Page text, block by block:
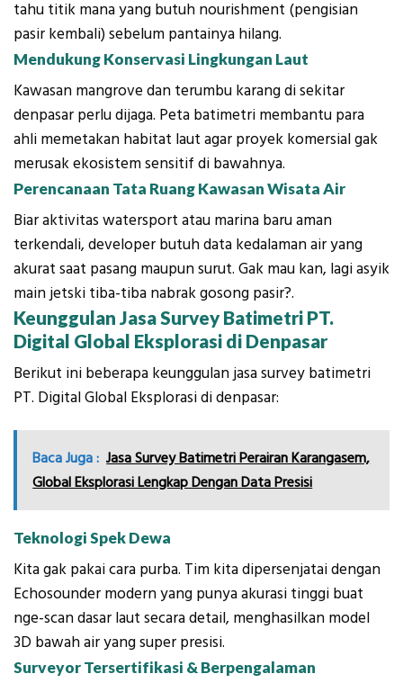
tahu titik mana yang butuh nourishment (pengisian
pasir kembali) sebelum pantainya hilang.
Mendukung Konservasi Lingkungan Laut
Kawasan mangrove dan terumbu karang di sekitar
denpasar perlu dijaga. Peta batimetri membantu para
ahli memetakan habitat laut agar proyek komersial gak
merusak ekosistem sensitif di bawahnya.
Perencanaan Tata Ruang Kawasan Wisata Air
Biar aktivitas watersport atau marina baru aman
terkendali, developer butuh data kedalaman air yang
akurat saat pasang maupun surut. Gak mau kan, lagi asyik
main jetski tiba-tiba nabrak gosong pasir?.
Keunggulan Jasa Survey Batimetri PT.
Digital Global Eksplorasi di Denpasar
Berikut ini beberapa keunggulan jasa survey batimetri
PT. Digital Global Eksplorasi di denpasar:
Baca Juga : Jasa Survey Batimetri Perairan Karangasem,
Global Eksplorasi Lengkap Dengan Data Presisi
Teknologi Spek Dewa
Kita gak pakai cara purba. Tim kita dipersenjatai dengan
Echosounder modern yang punya akurasi tinggi buat
nge-scan dasar laut secara detail, menghasilkan model
3D bawah air yang super presisi.
Surveyor Tersertifikasi & Berpengalaman